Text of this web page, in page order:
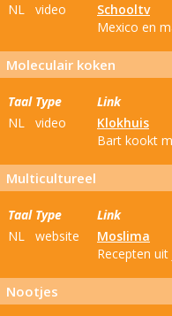
NL
video
Schooltv
Mexico en
Moleculair koken
Taal Type
Link
NL
video
Klokhuis
Bart kookt
Multicultureel
Taal Type
Link
NL
website
Moslima
Recepten
Nootjes